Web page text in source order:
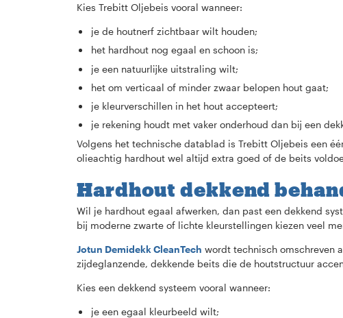
Kies Trebitt Oljebeis vooral wanneer:
je de houtnerf zichtbaar wilt houden;
het hardhout nog egaal en schoon is;
je een natuurlijke uitstraling wilt;
het om verticaal of minder zwaar belopen hout gaat;
je kleurverschillen in het hout accepteert;
je rekening houdt met vaker onderhoud dan bij een
Volgens het technische datablad is Trebitt Oljebeis een
olieachtig hardhout wel altijd extra goed of de beits
Hardhout dekkend
Wil je hardhout egaal afwerken, dan past een dekkend
bij moderne zwarte of lichte kleurstellingen kiezen veel
Jotun Demidekk CleanTech wordt technisch omschreven
zijdeglanzende, dekkende beits die de houtstructuur
Kies een dekkend systeem vooral wanneer:
je een egaal kleurbeeld wilt;